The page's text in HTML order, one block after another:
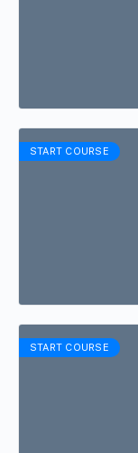
START COURSE
START COURSE